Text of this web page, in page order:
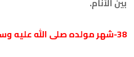
38-شهر مولده صلى الله عليه وسلم: